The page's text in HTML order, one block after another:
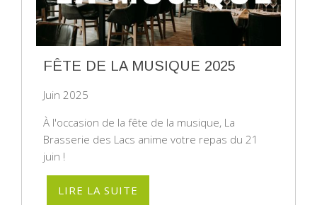
FÊTE DE LA MUSIQUE 2025
Juin 2025
À l'occasion de la fête de la musique, La
Brasserie des Lacs anime votre repas du 21
juin !
LIRE LA SUITE